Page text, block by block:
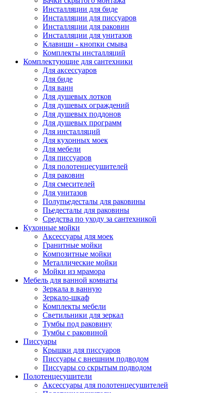
Инсталляции для биде
Инсталляции для писсуаров
Инсталляции для раковин
Инсталляции для унитазов
Клавиши - кнопки смыва
Комплекты инсталляций
Комплектующие для сантехники
Для аксессуаров
Для биде
Для ванн
Для душевых лотков
Для душевых ограждений
Для душевых поддонов
Для душевых программ
Для инсталляций
Для кухонных моек
Для мебели
Для писсуаров
Для полотенцесушителей
Для раковин
Для смесителей
Для унитазов
Полупьедесталы для раковины
Пьедесталы для раковины
Средства по уходу за сантехникой
Кухонные мойки
Аксессуары для моек
Гранитные мойки
Композитные мойки
Металлические мойки
Мойки из мрамора
Мебель для ванной комнаты
Зеркала в ванную
Зеркало-шкаф
Комплекты мебели
Светильники для зеркал
Тумбы под раковину
Тумбы с раковиной
Писсуары
Крышки для писсуаров
Писсуары с внешним подводом
Писсуары со скрытым подводом
Полотенцесушители
Аксессуары для полотенцесушителей